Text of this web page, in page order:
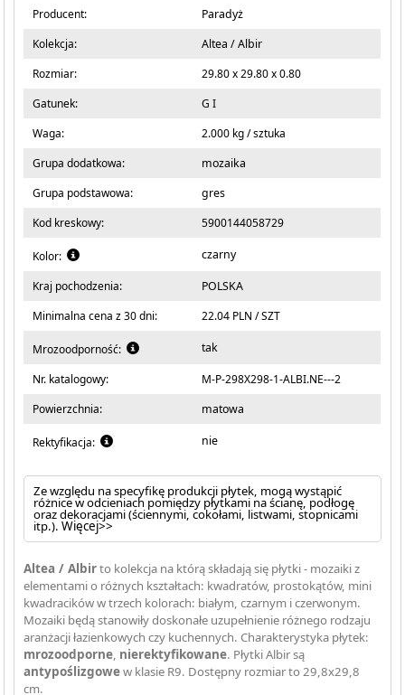
Producent:
Paradyż
Kolekcja:
Altea / Albir
Rozmiar:
29.80 x 29.80 x 0.80
Gatunek:
G I
Waga:
2.000 kg / sztuka
Grupa dodatkowa:
mozaika
Grupa podstawowa:
gres
Kod kreskowy:
5900144058729
Kolor: czarny
Kraj pochodzenia:
POLSKA
Minimalna cena z 30 dni:
22.04 PLN / SZT
Mrozoodporność: tak
Nr. katalogowy:
M-P-298X298-1-ALBI.NE---2
Powierzchnia:
matowa
Rektyfikacja: nie
Ze względu na specyfikę produkcji płytek, mogą wystąpić
różnice w odcieniach pomiędzy płytkami na ścianę, podłogę
oraz dekoracjami (ściennymi, cokołami, listwami, stopnicami
itp.).Więcej>>
Altea / Albirto kolekcja na którą składają się płytki - mozaiki z
elementami o różnych kształtach: kwadratów, prostokątów, mini
kwadracików w trzech kolorach: białym, czarnym i czerwonym.
Mozaiki będą stanowiły doskonałe uzupełnienie różnego rodzaju
aranżacji łazienkowych czy kuchennych. Charakterystyka płytek:
mrozoodporne, nierektyfikowane. Płytki Albir są
antypoślizgowew klasie R9. Dostępny rozmiar to 29,8x29,8
cm.